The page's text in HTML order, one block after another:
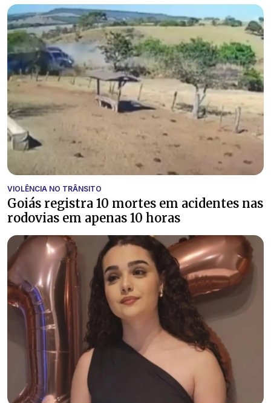
VIOLÊNCIA NO TRÂNSITO
Goiás registra 10 mortes em acidentes nas
rodovias em apenas 10 horas